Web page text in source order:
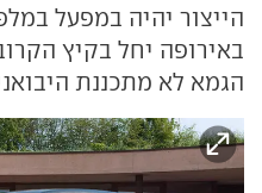
הייצור יהיה במפעל
באירופה יחל בקיץ
הגמא לא מתכננת